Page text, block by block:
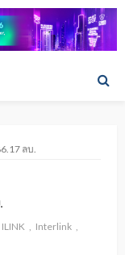
ลบ.
ILINK
Interlink